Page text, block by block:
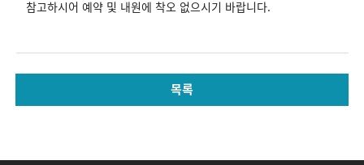
참고하시어 예약 및 내원에 착오 없으시기 바랍니다.
목록